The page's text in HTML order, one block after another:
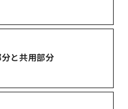
と共用部分